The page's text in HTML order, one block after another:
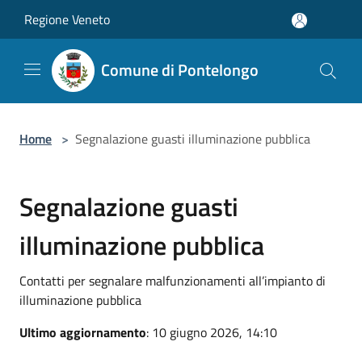
Regione Veneto
Comune di Pontelongo
Home > Segnalazione guasti illuminazione pubblica
Segnalazione guasti
illuminazione pubblica
Contatti per segnalare malfunzionamenti all’impianto di
illuminazione pubblica
Ultimo aggiornamento: 10 giugno 2026, 14:10